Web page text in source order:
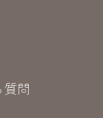
質問